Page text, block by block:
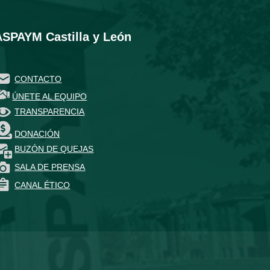
Castilla y León
CONTACTO
ÚNETE AL EQUIPO
TRANSPARENCIA
DONACIÓN
BUZÓN DE QUEJAS
SALA DE PRENSA
CANAL ÉTICO